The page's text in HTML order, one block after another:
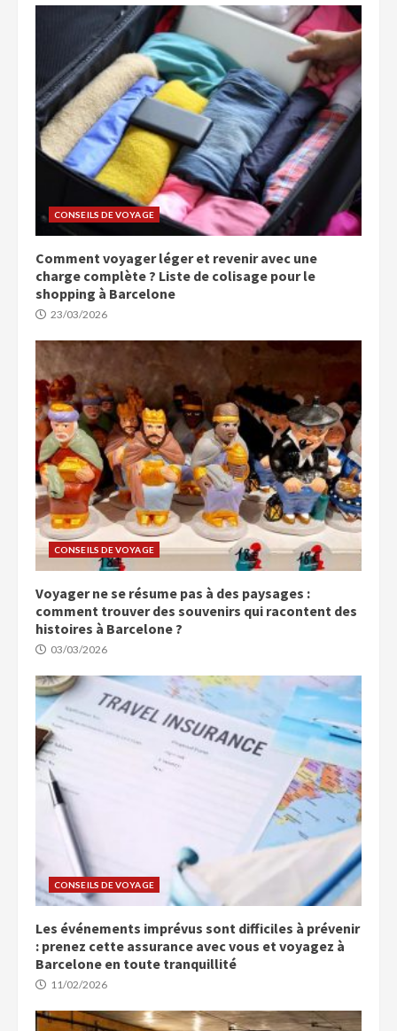
CONSEILS DE VOYAGE
Comment voyager léger et revenir avec une
charge complète ? Liste de colisage pour le
shopping à Barcelone
23/03/2026
CONSEILS DE VOYAGE
Voyager ne se résume pas à des paysages :
comment trouver des souvenirs qui racontent des
histoires à Barcelone ?
03/03/2026
CONSEILS DE VOYAGE
Les événements imprévus sont difficiles à prévenir
: prenez cette assurance avec vous et voyagez à
Barcelone en toute tranquillité
11/02/2026